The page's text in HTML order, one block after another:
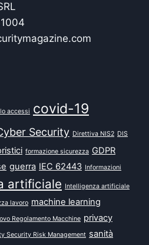
accessi covid-19
Security Direttiva NIS2 DIS
formazione sicurezza GDPR
guerra IEC 62443 Informazioni
artificiale Intelligenza artificiale
lavoro machine learning
Regolamento Macchine privacy
Security Risk Management sanità